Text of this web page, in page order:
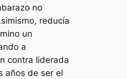
no
reducía
un
a
contra liderada
años de ser el